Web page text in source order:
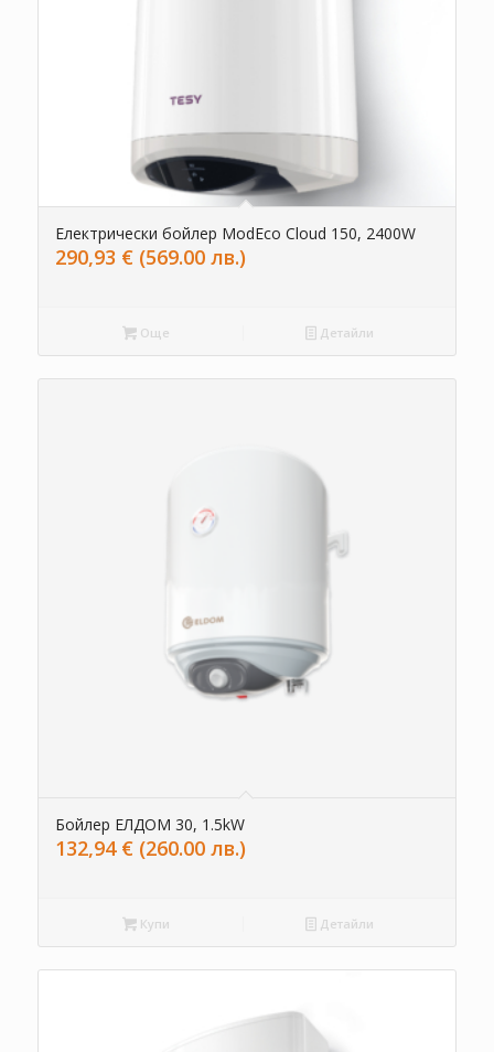
Електрически бойлер ModEco Cloud 150, 2400W
290,93 € (569.00 лв.)
Още Детайли
Бойлер ЕЛДОМ 30, 1.5kW
132,94 € (260.00 лв.)
Купи Детайли